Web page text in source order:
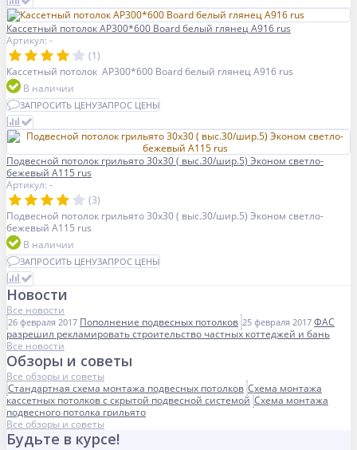
Кассетный потолок AP300*600 Board белый глянец А916 rus
Артикул: -
(1)
Кассетный потолок AP300*600 Board белый глянец А916 rus
В наличии
ЗАПРОСИТЬ ЦЕНУЗАПРОС ЦЕНЫ
Подвесной потолок грильято 30х30 ( выс.30/шир.5) Эконом светло-
бежевый А115 rus
Артикул: -
(3)
Подвесной потолок грильято 30х30 ( выс.30/шир.5) Эконом светло-
бежевый А115 rus
В наличии
ЗАПРОСИТЬ ЦЕНУЗАПРОС ЦЕНЫ
Новости
Все новости
26 февраля 2017 Пополнение подвесных потолков 25 февраля 2017 ФАС
разрешил рекламировать строительство частных коттеджей и бань
Все новости
Обзоры и советы
Все обзоры и советы
Стандартная схема монтажа подвесных потолков Схема монтажа
кассетных потолков с скрытой подвесной системой Схема монтажа
подвесного потолка грильято
Все обзоры и советы
Будьте в курсе!